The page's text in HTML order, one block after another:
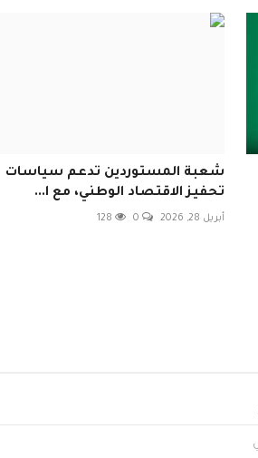
شعبة المستوردين تدعم سياسات
تحفيز الاقتصاد الوطني، مع ا...
أبريل 28, 2026